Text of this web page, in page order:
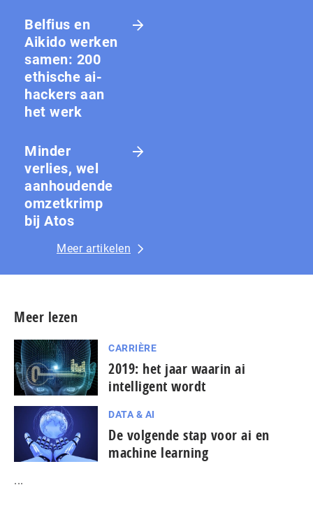
Belfius en
Aikido werken
samen: 200
ethische ai-
hackers aan
het werk
Minder
verlies, wel
aanhoudende
omzetkrimp
bij Atos
Meer artikelen
Meer lezen
CARRIÈRE
2019: het jaar waarin ai
intelligent wordt
DATA & AI
De volgende stap voor ai en
machine learning
...